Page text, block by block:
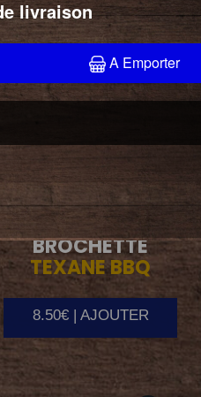
BROCHETTE
TEXANE BBQ
8.50€ | AJOUTER